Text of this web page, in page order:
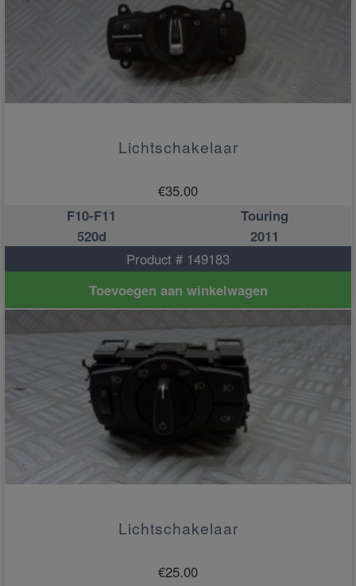
Lichtschakelaar
€35.00
F10-F11
Touring
520d
2011
Product # 149183
Toevoegen aan winkelwagen
Lichtschakelaar
€25.00